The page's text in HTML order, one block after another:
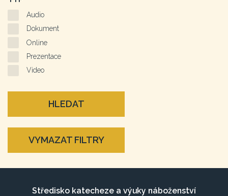
Audio
Dokument
Online
Prezentace
Video
HLEDAT
VYMAZAT FILTRY
Středisko katecheze a výuky náboženství